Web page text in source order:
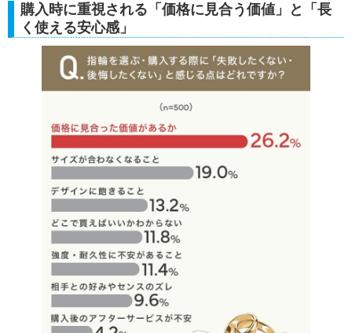
購入時に重視される「価格に見合う価値」と「長
く使える安心感」